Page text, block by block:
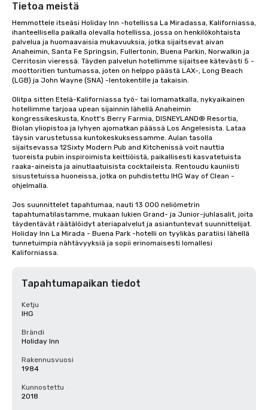
Tietoa meistä
Hemmottele itseäsi Holiday Inn -hotellissa La Miradassa, Kaliforniassa,
ihanteellisella paikalla olevalla hotellissa, jossa on henkilökohtaista
palvelua ja huomaavaisia mukavuuksia, jotka sijaitsevat aivan
Anaheimin, Santa Fe Springsin, Fullertonin, Buena Parkin, Norwalkin ja
Cerritosin vieressä. Täyden palvelun hotellimme sijaitsee kätevästi 5 -
moottoritien tuntumassa, joten on helppo päästä LAX-, Long Beach
(LGB) ja John Wayne (SNA) -lentokentille ja takaisin.
Olitpa sitten Etelä-Kaliforniassa työ- tai lomamatkalla, nykyaikainen
hotellimme tarjoaa upean sijainnin lähellä Anaheimin
kongressikeskusta, Knott's Berry Farmia, DISNEYLAND® Resortia,
Biolan yliopistoa ja lyhyen ajomatkan päässä Los Angelesista. Lataa
täysin varustetussa kuntokeskuksessamme. Aulan tasolla
sijaitsevassa 12Sixty Modern Pub and Kitchenissä voit nauttia
tuoreista pubin inspiroimista keittiöistä, paikallisesti kasvatetuista
raaka-aineista ja ainutlaatuisista cocktaileista. Rentoudu kauniisti
sisustetuissa huoneissa, jotka on puhdistettu IHG Way of Clean -
ohjelmalla.
Jos suunnittelet tapahtumaa, nauti 13 000 neliömetrin
tapahtumatilastamme, mukaan lukien Grand- ja Junior-juhlasalit, joita
täydentävät räätälöidyt ateriapalvelut ja asiantuntevat suunnittelijat.
Holiday Inn La Mirada - Buena Park -hotelli on tyylikäs paratiisi lähellä
tunnetuimpia nähtävyyksiä ja sopii erinomaisesti lomallesi
Kaliforniassa.
Tapahtumapaikan tiedot
Ketju
IHG
Brändi
Holiday Inn
Rakennusvuosi
1984
Kunnostettu
2018